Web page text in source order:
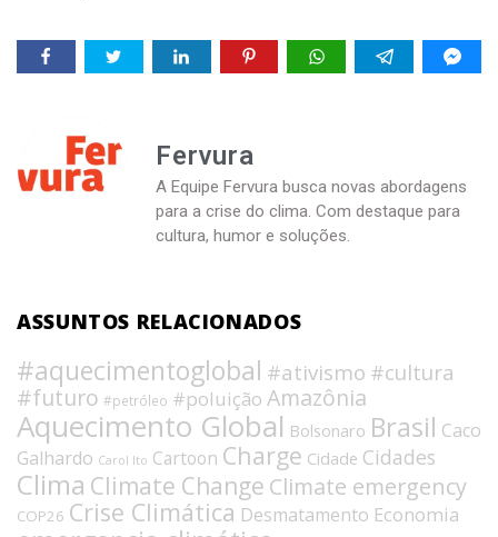
Fervura
A Equipe Fervura busca novas abordagens
para a crise do clima. Com destaque para
cultura, humor e soluções.
ASSUNTOS RELACIONADOS
#aquecimentoglobal #ativismo #cultura
#futuro #petróleo #poluição Amazônia
Aquecimento Global Bolsonaro Brasil Caco
Galhardo Carol Ito Cartoon Charge Cidade Cidades
Clima Climate Change Climate emergency
COP26 Crise Climática Desmatamento Economia